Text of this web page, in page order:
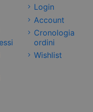
Login
Account
Cronologia
ordini
Wishlist